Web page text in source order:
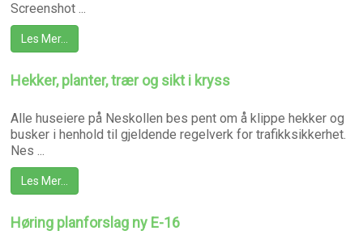
Screenshot ...
Les Mer…
Hekker, planter, trær og sikt i kryss
Alle huseiere på Neskollen bes pent om å klippe hekker og
busker i henhold til gjeldende regelverk for trafikksikkerhet.
Nes ...
Les Mer…
Høring planforslag ny E-16